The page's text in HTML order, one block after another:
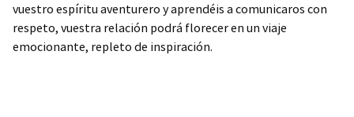
vuestro espíritu aventurero y aprendéis a comunicaros con
respeto, vuestra relación podrá florecer en un viaje
emocionante, repleto de inspiración.